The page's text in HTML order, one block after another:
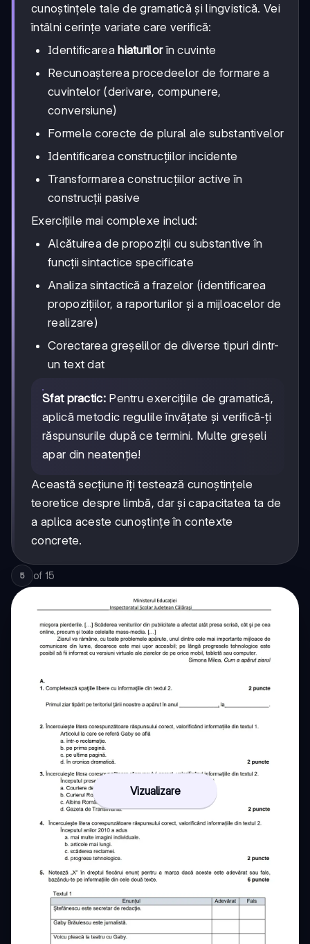
cunoștințele tale de gramatică și lingvistică. Vei
întâlni cerințe variate care verifică:
Identificareahiaturilorîn cuvinte
Recunoașterea procedeelor de formare a
cuvintelor (derivare, compunere,
conversiune)
Formele corecte de plural ale substantivelor
Identificarea construcțiilor incidente
Transformarea construcțiilor active în
construcții pasive
Exercițiile mai complexe includ:
Alcătuirea de propoziții cu substantive în
funcții sintactice specificate
Analiza sintactică a frazelor (identificarea
propozițiilor, a raporturilor și a mijloacelor de
realizare)
Corectarea greșelilor de diverse tipuri dintr-
un text dat
Sfat practic:Pentru exercițiile de gramatică,
aplică metodic regulile învățate și verifică-ți
răspunsurile după ce termini. Multe greșeli
apar din neatenție!
Această secțiune îți testează cunoștințele
teoretice despre limbă, dar și capacitatea ta de
a aplica aceste cunoștințe în contexte
concrete.
5 of 15
Vizualizare